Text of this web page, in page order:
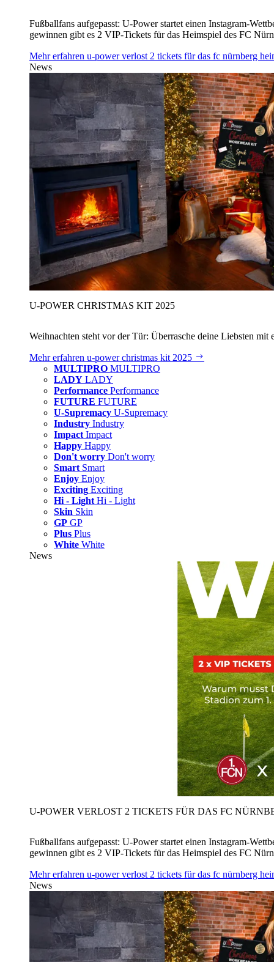
Fußballfans aufgepasst: U‑Power startet einen Instagram-
gewinnen gibt es 2 VIP-Tickets für das Heimspiel des FC
Mehr erfahren u‑power verlost 2 tickets für das fc nürnberg
News
U‑POWER CHRISTMAS KIT 2025
Weihnachten steht vor der Tür: Überrasche deine Liebsten
Mehr erfahren u‑power christmas kit 2025
MULTIPRO MULTIPRO
LADY LADY
Performance Performance
FUTURE FUTURE
U-Supremacy U-Supremacy
Industry Industry
Impact Impact
Happy Happy
Don't worry Don't worry
Smart Smart
Enjoy Enjoy
Exciting Exciting
Hi - Light Hi - Light
Skin Skin
GP GP
Plus Plus
White White
News
U‑POWER VERLOST 2 TICKETS FÜR DAS FC
Fußballfans aufgepasst: U‑Power startet einen Instagram-
gewinnen gibt es 2 VIP-Tickets für das Heimspiel des FC
Mehr erfahren u‑power verlost 2 tickets für das fc nürnberg
News